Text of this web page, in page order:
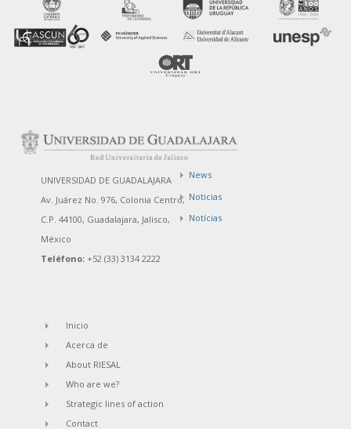
UNIVERSIDAD DE GUADALAJARA
Av. Juárez No. 976, Colonia Centro,
C.P. 44100, Guadalajara, Jalisco,
México
Teléfono: +52 (33) 3134 2222
News
Noticias
Notícias
Inicio
Acerca de
About RIESAL
Who are we?
Strategic lines of action
Contact